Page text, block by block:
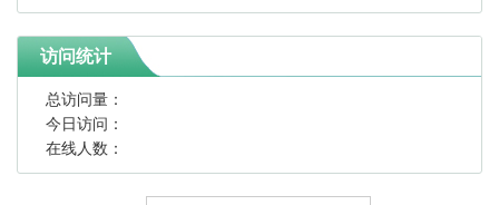
访问统计
总访问量：
今日访问：
在线人数：